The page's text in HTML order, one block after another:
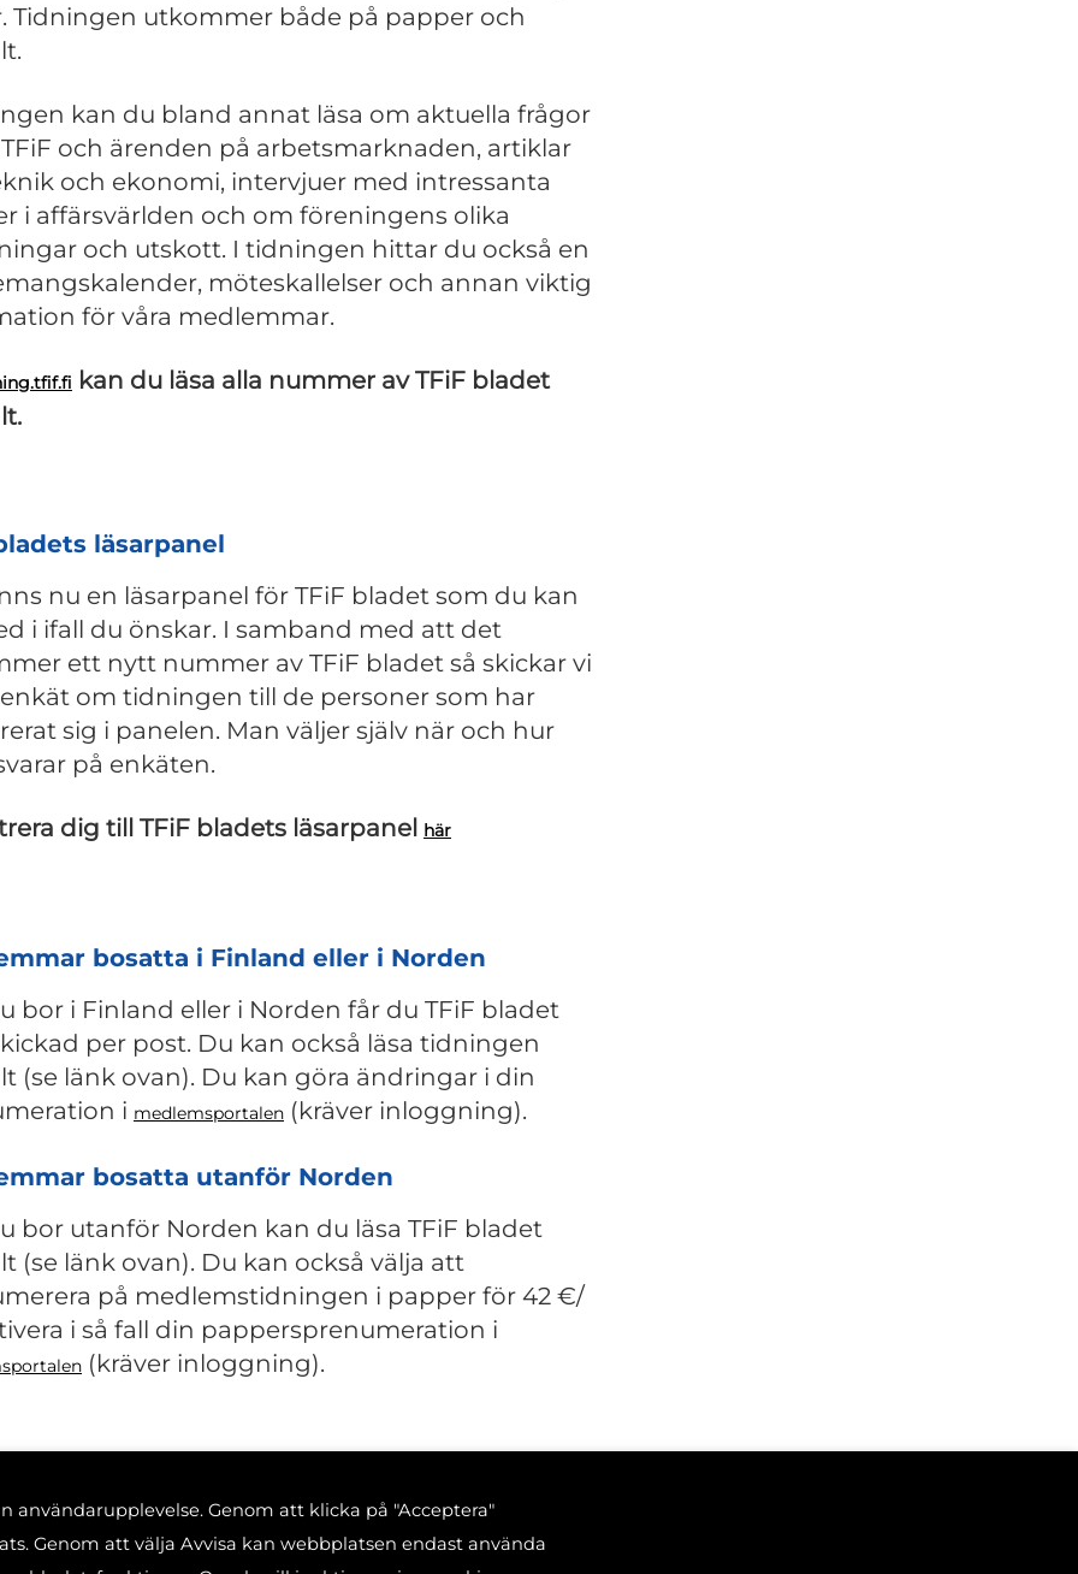
Tidningen utkommer både på papper och
kan du bland annat läsa om aktuella frågor
och ärenden på arbetsmarknaden, artiklar
och ekonomi, intervjuer med intressanta
i affärsvärlden och om föreningens olika
och utskott. I tidningen hittar du också en
möteskallelser och annan viktig
för våra medlemmar.
kan du läsa alla nummer av TFiF bladet
läsarpanel
nu en läsarpanel för TFiF bladet som du kan
i ifall du önskar. I samband med att det
ett nytt nummer av TFiF bladet så skickar vi
om tidningen till de personer som har
sig i panelen. Man väljer själv när och hur
på enkäten.
dig till TFiF bladets läsarpanel här
bosatta i Finland eller i Norden
bor i Finland eller i Norden får du TFiF bladet
per post. Du kan också läsa tidningen
(se länk ovan). Du kan göra ändringar i din
i medlemsportalen (kräver inloggning).
bosatta utanför Norden
bor utanför Norden kan du läsa TFiF bladet
(se länk ovan). Du kan också välja att
på medlemstidningen i papper för 42 €/
i så fall din pappersprenumeration i
(kräver inloggning).
Genom att klicka på "Acceptera"
Genom att välja Avvisa kan webbplatsen endast använda